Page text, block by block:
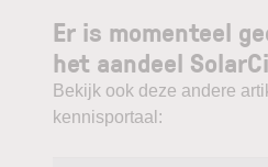
Er is momenteel
het aandeel
Bekijk ook deze andere
kennisportaal: